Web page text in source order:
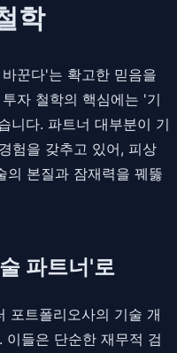
학
꾼다'는 확고한 믿음을
자 철학의 핵심에는 '기
니다. 파트너 대부분이 기
험을 갖추고 있어, 피상
의 본질과 잠재력을 꿰뚫
파트너'로
포트폴리오사의 기술 개
이들은 단순한 재무적 검